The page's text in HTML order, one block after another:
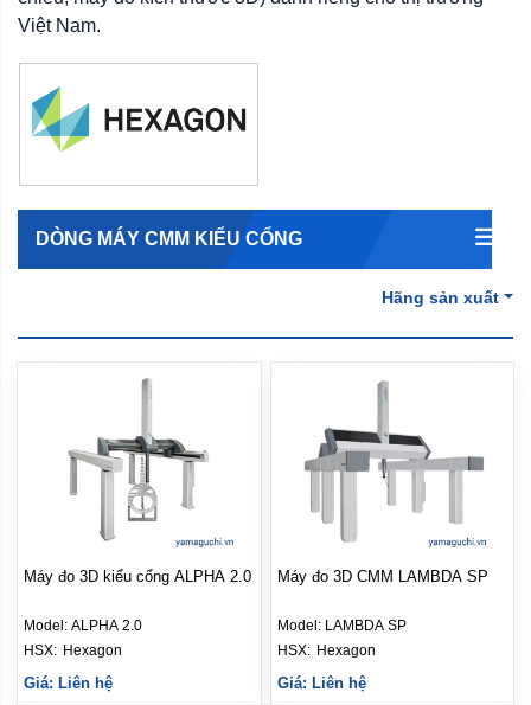
Việt Nam.
DÒNG MÁY CMM KIỂU CỔNG
Hãng sản xuất
Máy đo 3D kiểu cổng ALPHA 2.0
Model: ALPHA 2.0
Hexagon
Giá: Liên hệ
Máy đo 3D CMM LAMBDA SP
Model: LAMBDA SP
HSX: Hexagon
Giá: Liên hệ